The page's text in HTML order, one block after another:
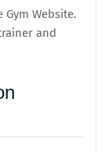
Website.
and